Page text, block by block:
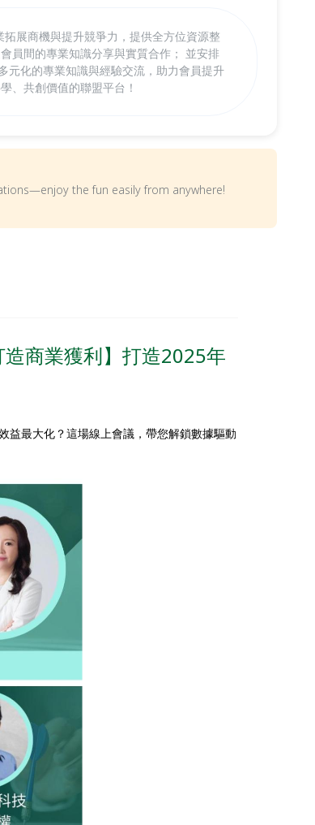
展商機與提升競爭力，提供全方位資源整
員間的專業知識分享與實質合作； 並安排
元化的專業知識與經驗交流，助力會員提升
、共創價值的聯盟平台！
the fun easily from anywhere!
造商業獲利】打造2025年
益最大化？這場線上會議，帶您解鎖數據驅動